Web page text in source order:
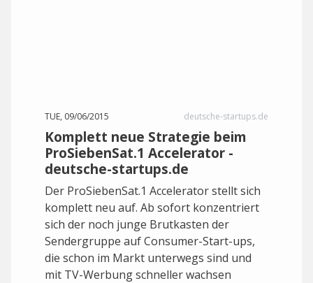
TUE, 09/06/2015 deutsche-startups.de
Komplett neue Strategie beim
ProSiebenSat.1 Accelerator -
deutsche-startups.de
Der ProSiebenSat.1 Accelerator stellt sich
komplett neu auf. Ab sofort konzentriert
sich der noch junge Brutkasten der
Sendergruppe auf Consumer-Start-ups,
die schon im Markt unterwegs sind und
mit TV-Werbung schneller wachsen